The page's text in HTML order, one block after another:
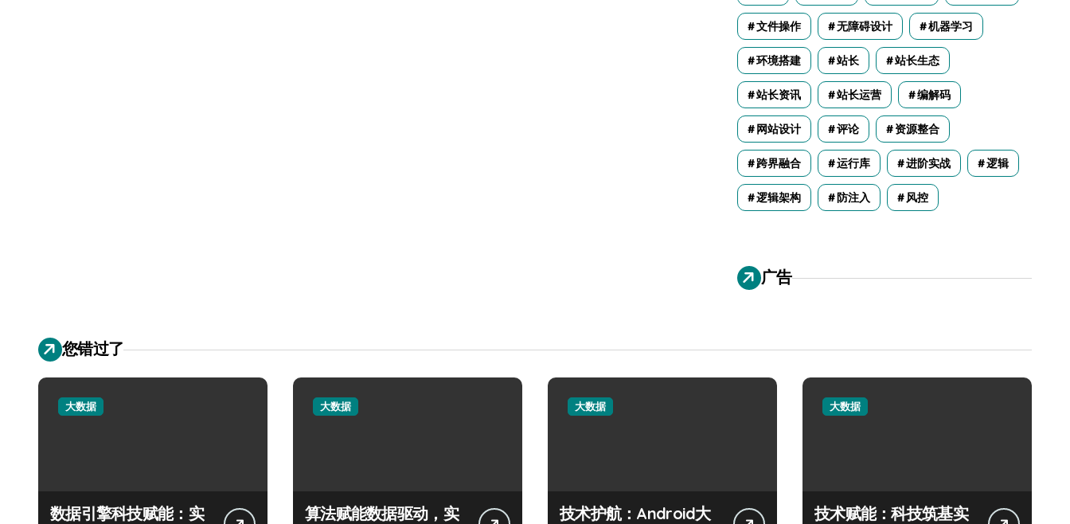
文件操作 无障碍设计 机器学习
环境搭建 站长 站长生态
站长资讯 站长运营 编解码
网站设计 评论 资源整合
跨界融合 运行库 进阶实战 逻辑
逻辑架构 防注入 风控
广告
您错过了
大数据
数据引擎科技赋能：实
大数据
算法赋能数据驱动，实
大数据
技术护航：Android大
大数据
技术赋能：科技筑基实